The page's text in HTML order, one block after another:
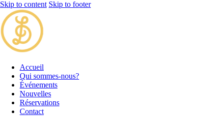
Skip to content Skip to footer
Accueil
Qui sommes-nous?
Événements
Nouvelles
Réservations
Contact